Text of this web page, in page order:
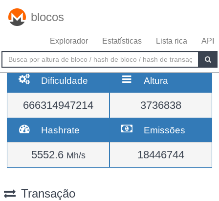
blocos
Explorador Estatísticas Lista rica API
Dificuldade
666314947214
Altura
3736838
Hashrate
5552.6 Mh/s
Emissões
18446744
Transação